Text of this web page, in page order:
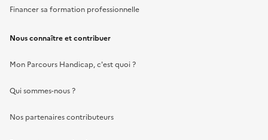
Financer sa formation professionnelle
Nous connaître et contribuer
Mon Parcours Handicap, c'est quoi ?
Qui sommes-nous ?
Nos partenaires contributeurs